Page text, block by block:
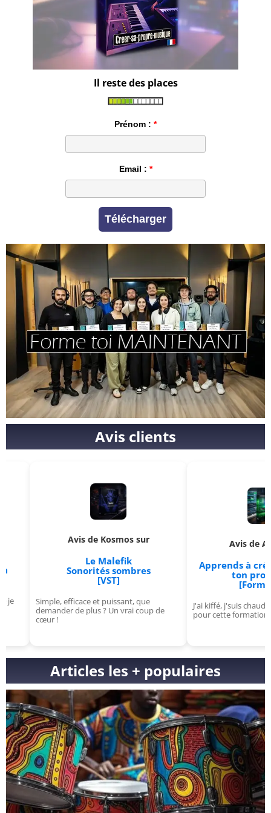
Il reste des places
Prénom :
Email :
Télécharger
Avis clients
Avis de Kosmos sur
Le Malefik
Sonorités sombres
Simple, efficace et puissant, que
demander de plus ? Un vrai coup de
Avis de Aldric sur
Apprends à créer et à
ton propre VST
[Formation]
J'ai kiffé, j'suis chaud pour la
pour cette formation de ouf !
Articles les + populaires